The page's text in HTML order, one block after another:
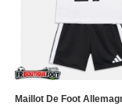
Maillot De Foot